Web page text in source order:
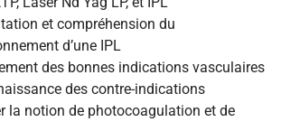
et compréhension du
d’une IPL
des bonnes indications vasculaires
des contre-indications
la notion de photocoagulation et de